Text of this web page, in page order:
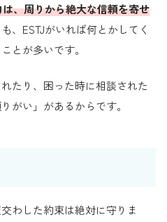
、周りから絶大な信頼を寄せ
、ESTJがいれば何とかしてく
とが多いです。
たり、困った時に相談された
がい」があるからです。
わした約束は絶対に守りま